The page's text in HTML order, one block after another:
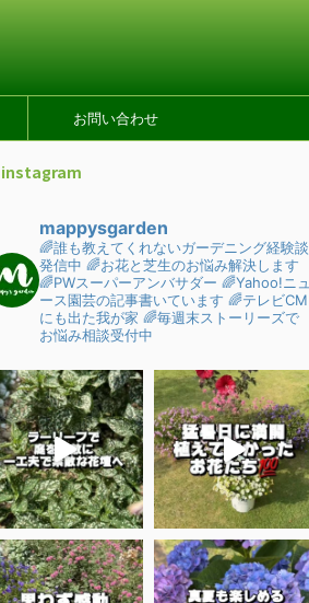
お問い合わせ
instagram
mappysgarden
🌈誰も教えてくれないガーデニング経験談
発信中 🌈お花と芝生のお悩み解決します
🌈PWスーパーアンバサダー 🌈Yahoo!ニュ
ース園芸の記事書いています 🌈テレビCM
にも出た我が家 🌈毎週末ストーリーズで
お悩み相談受付中